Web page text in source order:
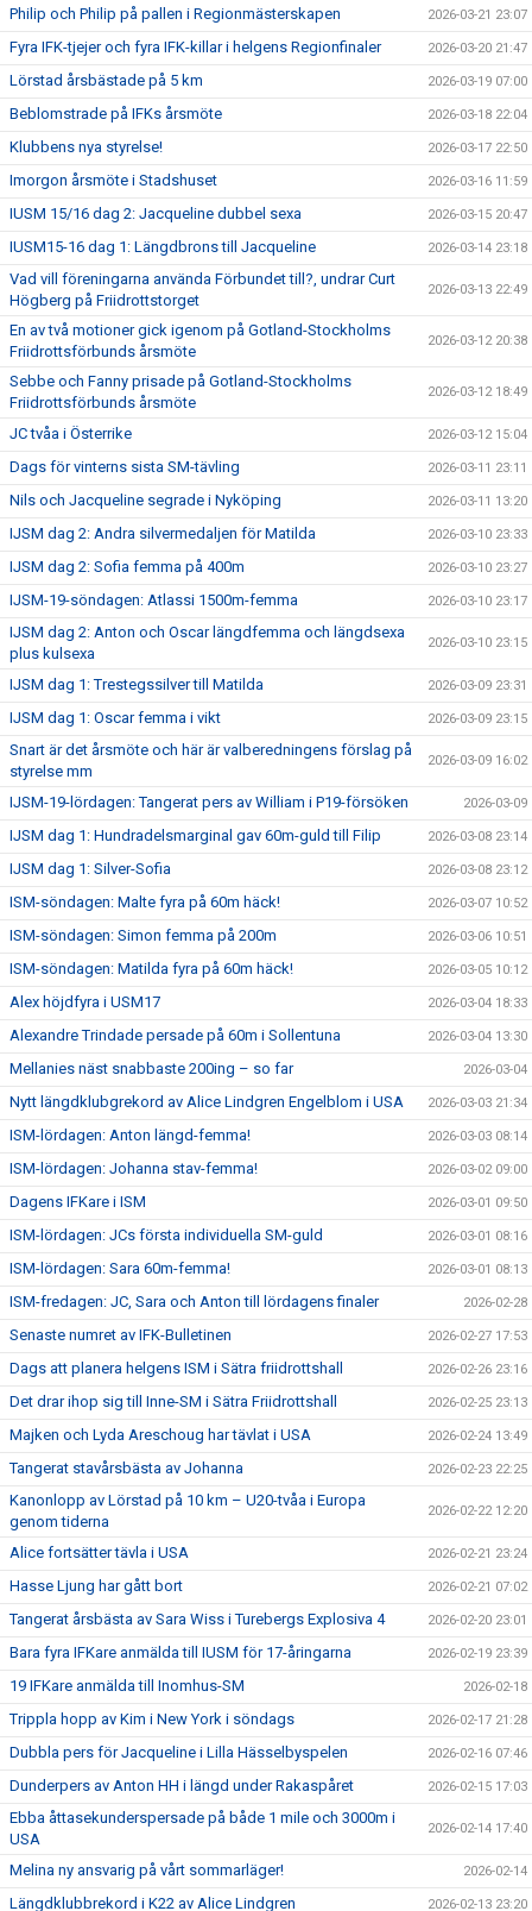
Philip och Philip på pallen i Regionmästerskapen 2026-03-21 23:07
Fyra IFK-tjejer och fyra IFK-killar i helgens Regionfinaler 2026-03-20 21:47
Lörstad årsbästade på 5 km 2026-03-19 07:00
Beblomstrade på IFKs årsmöte 2026-03-18 22:04
Klubbens nya styrelse! 2026-03-17 22:50
Imorgon årsmöte i Stadshuset 2026-03-16 11:59
IUSM 15/16 dag 2: Jacqueline dubbel sexa 2026-03-15 20:47
IUSM15-16 dag 1: Längdbrons till Jacqueline 2026-03-14 23:18
Vad vill föreningarna använda Förbundet till?, undrar Curt
Högberg på Friidrottstorget
2026-03-13 22:49
En av två motioner gick igenom på Gotland-Stockholms
Friidrottsförbunds årsmöte
2026-03-12 20:38
Sebbe och Fanny prisade på Gotland-Stockholms
Friidrottsförbunds årsmöte
2026-03-12 18:49
JC tvåa i Österrike 2026-03-12 15:04
Dags för vinterns sista SM-tävling 2026-03-11 23:11
Nils och Jacqueline segrade i Nyköping 2026-03-11 13:20
IJSM dag 2: Andra silvermedaljen för Matilda 2026-03-10 23:33
IJSM dag 2: Sofia femma på 400m 2026-03-10 23:27
IJSM-19-söndagen: Atlassi 1500m-femma 2026-03-10 23:17
IJSM dag 2: Anton och Oscar längdfemma och längdsexa
plus kulsexa
2026-03-10 23:15
IJSM dag 1: Trestegssilver till Matilda 2026-03-09 23:31
IJSM dag 1: Oscar femma i vikt 2026-03-09 23:15
Snart är det årsmöte och här är valberedningens förslag på
styrelse mm
2026-03-09 16:02
IJSM-19-lördagen: Tangerat pers av William i P19-försöken 2026-03-09
IJSM dag 1: Hundradelsmarginal gav 60m-guld till Filip 2026-03-08 23:14
IJSM dag 1: Silver-Sofia 2026-03-08 23:12
ISM-söndagen: Malte fyra på 60m häck! 2026-03-07 10:52
ISM-söndagen: Simon femma på 200m 2026-03-06 10:51
ISM-söndagen: Matilda fyra på 60m häck! 2026-03-05 10:12
Alex höjdfyra i USM17 2026-03-04 18:33
Alexandre Trindade persade på 60m i Sollentuna 2026-03-04 13:30
Mellanies näst snabbaste 200ing – so far 2026-03-04
Nytt längdklubgrekord av Alice Lindgren Engelblom i USA 2026-03-03 21:34
ISM-lördagen: Anton längd-femma! 2026-03-03 08:14
ISM-lördagen: Johanna stav-femma! 2026-03-02 09:00
Dagens IFKare i ISM 2026-03-01 09:50
ISM-lördagen: JCs första individuella SM-guld 2026-03-01 08:16
ISM-lördagen: Sara 60m-femma! 2026-03-01 08:13
ISM-fredagen: JC, Sara och Anton till lördagens finaler 2026-02-28
Senaste numret av IFK-Bulletinen 2026-02-27 17:53
Dags att planera helgens ISM i Sätra friidrottshall 2026-02-26 23:16
Det drar ihop sig till Inne-SM i Sätra Friidrottshall 2026-02-25 23:13
Majken och Lyda Areschoug har tävlat i USA 2026-02-24 13:49
Tangerat stavårsbästa av Johanna 2026-02-23 22:25
Kanonlopp av Lörstad på 10 km – U20-tvåa i Europa
genom tiderna
2026-02-22 12:20
Alice fortsätter tävla i USA 2026-02-21 23:24
Hasse Ljung har gått bort 2026-02-21 07:02
Tangerat årsbästa av Sara Wiss i Turebergs Explosiva 4 2026-02-20 23:01
Bara fyra IFKare anmälda till IUSM för 17-åringarna 2026-02-19 23:39
19 IFKare anmälda till Inomhus-SM 2026-02-18
Trippla hopp av Kim i New York i söndags 2026-02-17 21:28
Dubbla pers för Jacqueline i Lilla Hässelbyspelen 2026-02-16 07:46
Dunderpers av Anton HH i längd under Rakaspåret 2026-02-15 17:03
Ebba åttasekunderspersade på både 1 mile och 3000m i
USA
2026-02-14 17:40
Melina ny ansvarig på vårt sommarläger! 2026-02-14
Längdklubbrekord i K22 av Alice Lindgren 2026-02-13 23:20